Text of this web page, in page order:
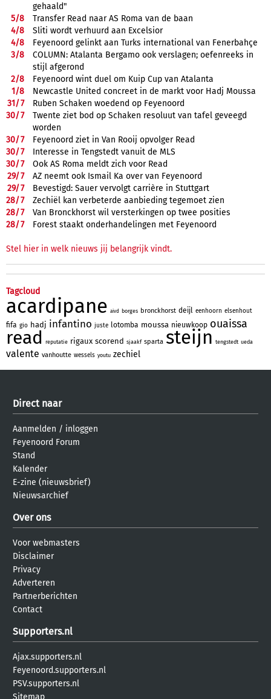
gehaald"
5/8
Transfer Read naar AS Roma van de baan
4/8
Sliti wordt verhuurd aan Excelsior
4/8
Feyenoord gelinkt aan Turks international van Fenerbahçe
3/8
COLUMN: Atalanta Bergamo ook verslagen; oefenreeks in
stijl afgerond
2/8
Feyenoord wint duel om Kuip Cup van Atalanta
1/8
Newcastle United concreet in de markt voor Hadj Moussa
31/7
Ruben Schaken woedend op Feyenoord
30/7
Twente ziet bod op Schaken resoluut van tafel geveegd
worden
30/7
Feyenoord ziet in Van Rooij opvolger Read
30/7
Interesse in Tengstedt vanuit de MLS
30/7
Ook AS Roma meldt zich voor Read
29/7
AZ neemt ook Ismail Ka over van Feyenoord
29/7
Bevestigd: Sauer vervolgt carrière in Stuttgart
28/7
Zechiël kan verbeterde aanbieding tegemoet zien
28/7
Van Bronckhorst wil versterkingen op twee posities
28/7 Forest staakt onderhandelingen met Feyenoord
Stel hier in welk nieuws jij belangrijk vindt.
Tagcloud
acardipane aivd borges bronckhorst deijl eenhoorn elsenhout
fifa gio hadj infantino juste lotomba moussa nieuwkoop ouaissa
read reputatie rigaux scorend sjaakf sparta steijn tengstedt ueda
valente vanhoutte wessels youtu zechiel
Direct naar
Aanmelden / inloggen
Feyenoord Forum
Stand
Kalender
E-zine (nieuwsbrief)
Nieuwsarchief
Over ons
Voor webmasters
Disclaimer
Privacy
Adverteren
Partnerberichten
Contact
Supporters.nl
Ajax.supporters.nl
Feyenoord.supporters.nl
PSV.supporters.nl
Sitemap